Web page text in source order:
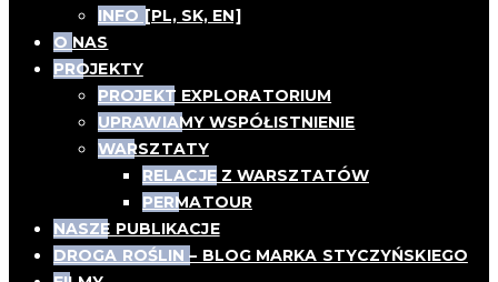
INFO [PL, SK, EN]
O NAS
PROJEKTY
PROJEKT EXPLORATORIUM
UPRAWIAMY WSPÓŁISTNIENIE
WARSZTATY
RELACJE Z WARSZTATÓW
PERMATOUR
NASZE PUBLIKACJE
DROGA ROŚLIN – BLOG MARKA STYCZYŃSKIEGO